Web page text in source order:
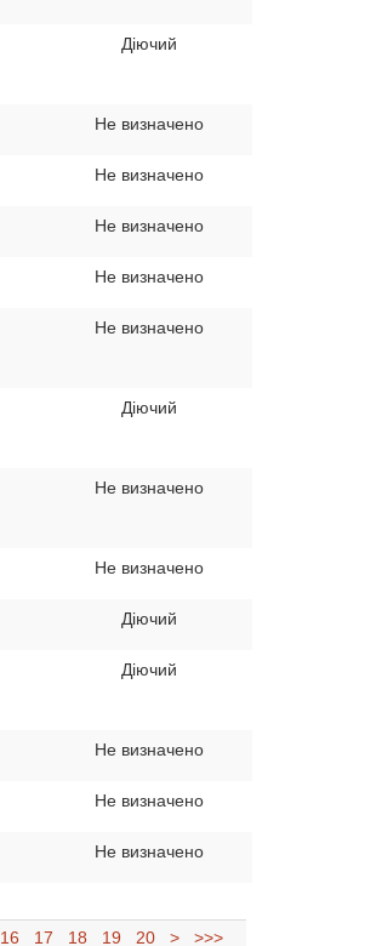
Діючий
Не визначено
Не визначено
Не визначено
Не визначено
Не визначено
Діючий
Не визначено
Не визначено
Діючий
Діючий
Не визначено
Не визначено
Не визначено
16 17 18 19 20 > >>>